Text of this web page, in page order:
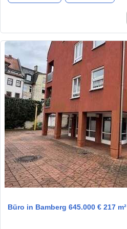
Büro in Bamberg 645.000 € 217 m²